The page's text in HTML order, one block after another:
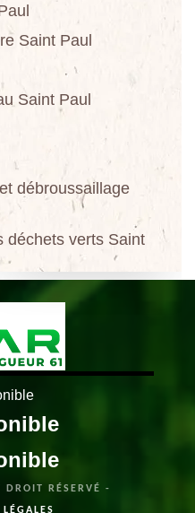
Saint Paul
Saint Paul
débroussaillage
déchets verts Saint
RÉSERVÉ -